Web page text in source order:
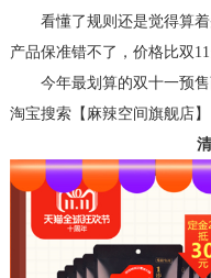
看懂了规则还是觉得算
产品保准错不了 ， 价格比双
今年最划算的双十一预
淘宝搜索【麻辣空间旗舰店】